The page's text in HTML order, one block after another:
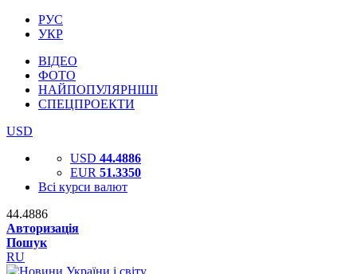
РУС
УКР
ВІДЕО
ФОТО
НАЙПОПУЛЯРНІШІ
СПЕЦПРОЕКТИ
USD
USD 44.4886
EUR 51.3350
Всі курси валют
44.4886
Авторизація
Пошук
RU